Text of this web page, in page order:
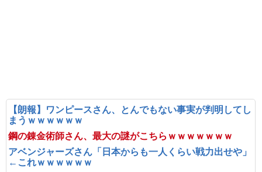
【朗報】ワンピースさん、とんでもない事実が判明してし
まうｗｗｗｗｗｗ
鋼の錬金術師さん、最大の謎がこちらｗｗｗｗｗｗｗ
アベンジャーズさん「日本からも一人くらい戦力出せや」
←これｗｗｗｗｗｗ